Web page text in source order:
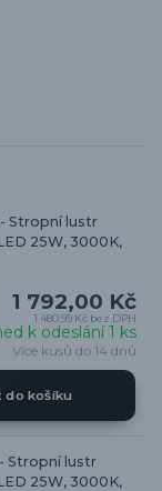
Stropní lustr
25W, 3000K,
1 792,00 Kč
1 480,99 Kč bez DPH
k odeslání 1 ks
Více kusů do 14 dnů
do košíku
Stropní lustr
25W, 3000K,